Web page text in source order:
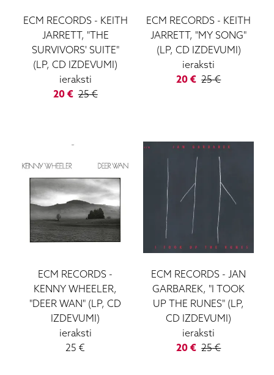
ECM RECORDS - KEITH
JARRETT, "THE
SURVIVORS' SUITE"
(LP, CD IZDEVUMI)
ieraksti
20€ 25€
ECM RECORDS - KEITH
JARRETT, "MY SONG"
(LP, CD IZDEVUMI)
ieraksti
20 € 25€
ECM RECORDS -
KENNY WHEELER,
"DEER WAN" (LP, CD
IZDEVUMI)
ieraksti
25 €
ECM RECORDS -JAN
GARBAREK, "I TOOK
UP THE RUNES" (LP,
CD IZDEVUMI)
ieraksti
20 € 25€